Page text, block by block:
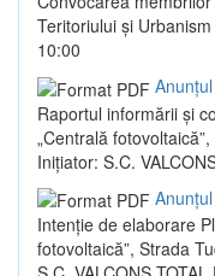
Teritoriului și
10:00
Raportul informării și
„Centrală
Inițiator: S.C.
Intenție de elaborare
fotovoltaică”, Strada